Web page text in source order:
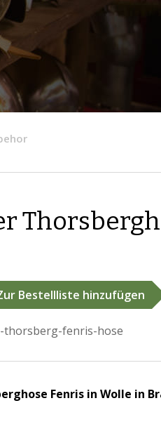
Bestellliste hinzufügen
thorsberg-fenris-hose
Fenris in Wolle in